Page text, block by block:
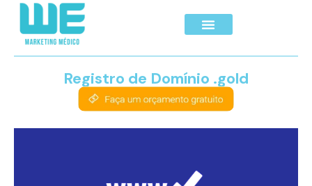
Registro de Domínio .gold